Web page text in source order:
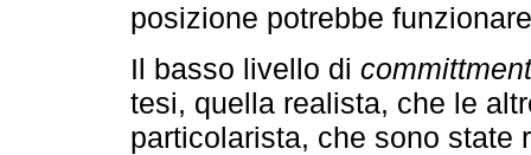
posizione potrebbe
Il basso livello di
tesi, quella realista, che le
particolarista, che sono state